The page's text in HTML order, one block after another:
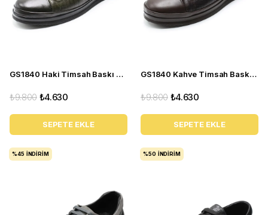
GS1840 Haki Timsah Baskı Deri Büyük Numara Erkek Spor Ayakkabı
₺4.630
₺9.800
SEPETE EKLE
GS1840 Kahve Timsah Baskı Deri Büyük Numara Erkek Spor Ayakkabı
₺4.630
₺9.800
SEPETE EKLE
%45 İNDIRIM %50 İNDIRIM